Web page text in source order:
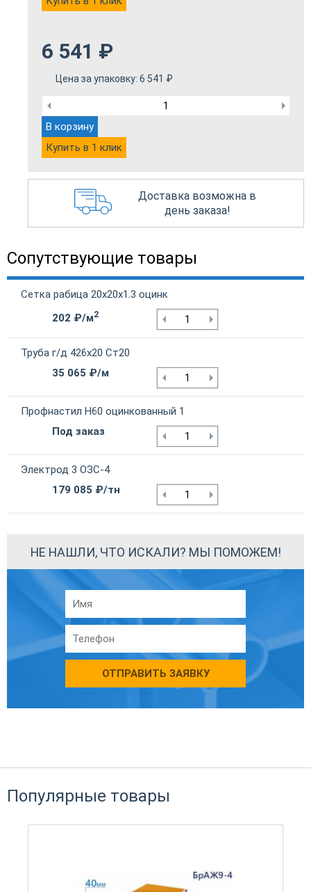
6 541 ₽
Цена за упаковку: 6 541 ₽
В корзину
Купить в 1 клик
Доставка возможна в
день заказа!
Сопутствующие товары
Сетка рабица 20х20х1.3 оцинк
202 ₽/м2
Труба г/д 426х20 Ст20
35 065 ₽/м
Профнастил Н60 оцинкованный 1
Под заказ
Электрод 3 ОЗС-4
179 085 ₽/тн
НЕ НАШЛИ, ЧТО ИСКАЛИ? МЫ ПОМОЖЕМ!
ОТПРАВИТЬ ЗАЯВКУ
Популярные товары